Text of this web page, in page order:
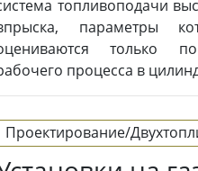
топливоподачи
параметры
только
процесса в
Проектирование/